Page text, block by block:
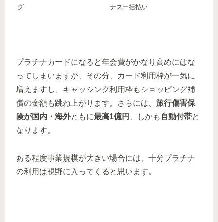
グ
ナス一括払い
プラチナカードになると年会費がかなり高めにはな
ってしまいますが、その分、カード利用枠が一気に
増えますし、キャッシング利用枠もショッピング補
償の金額も跳ね上がります。さらには、 旅行傷害保
険が国内・海外ともに最高1億円 、しかも 自動付帯と
なります。
ある程度事業規模が大きい場合には、十分プラチナ
の利用は視野に入ってくると思います。